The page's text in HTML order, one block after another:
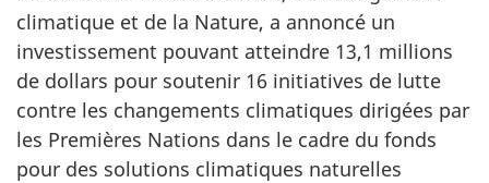
climatique et de la Nature, a annoncé un
investissement pouvant atteindre 13,1 millions
de dollars pour soutenir 16 initiatives de lutte
contre les changements climatiques dirigées par
les Premières Nations dans le cadre du fonds
pour des solutions climatiques naturelles